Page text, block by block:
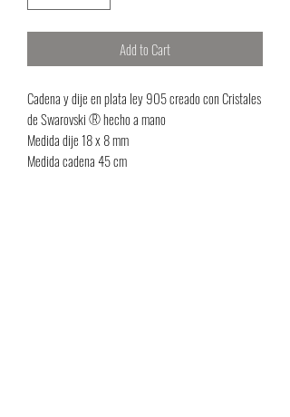
Add to Cart
Cadena y dije en plata ley 905 creado con Cristales
de Swarovski ®️ hecho a mano
Medida dije 18 x 8 mm
Medida cadena 45 cm